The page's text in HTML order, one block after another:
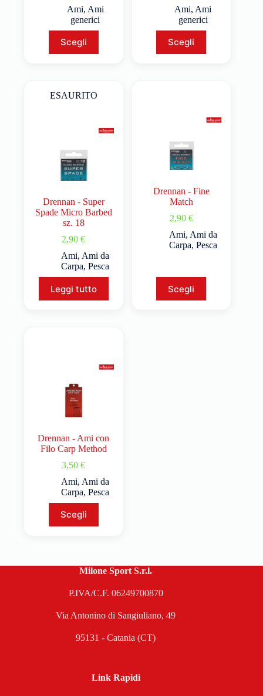
Ami, Ami
generici
Scegli
Ami, Ami
generici
Scegli
ESAURITO
Drennan - Super
Spade Micro Barbed
sz. 18
2,90€
Ami, Ami da
Carpa,Pesca
Leggi tutto
Drennan - Fine
Match
2,90 €
Ami, Ami da
Carpa, Pesca
Scegli
Drennan - Ami con
Filo Carp Method
3,50€
Ami, Ami da
Carpa,Pesca
Scegli
Milone Sport S.r.l.
P.IVA/C.F. 06249700870
Via Antonino di Sangiuliano, 49
95131 - Catania (CT)
Link Rapidi